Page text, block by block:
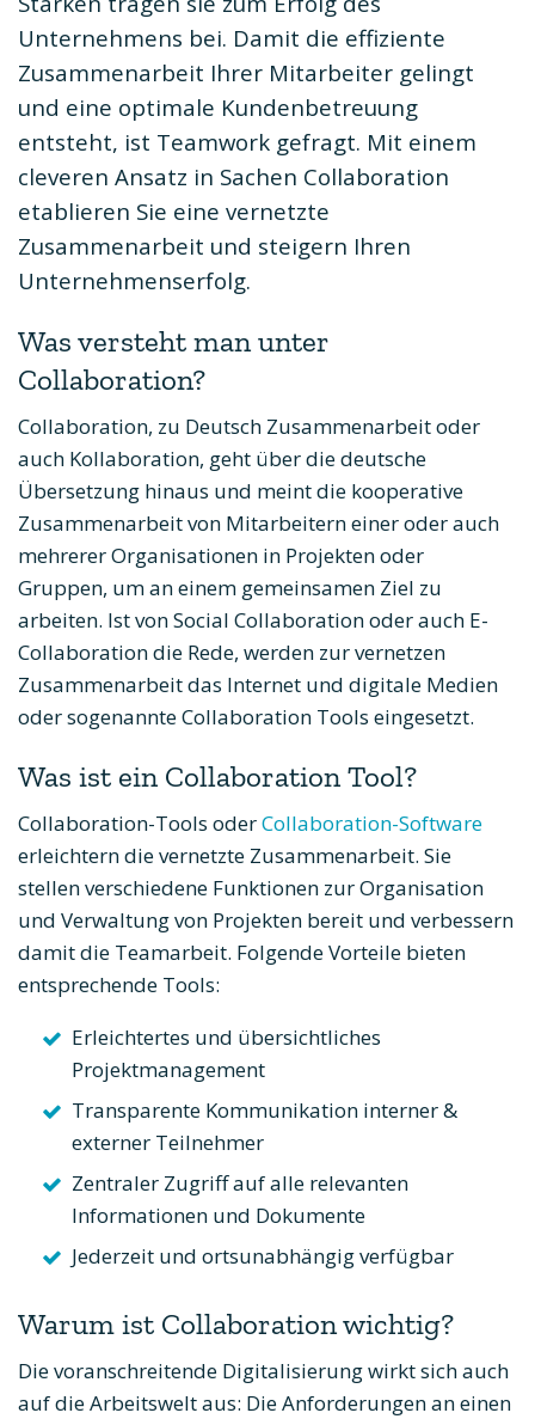
Unternehmens bei. Damit die effiziente
Zusammenarbeit Ihrer Mitarbeiter gelingt
und eine optimale Kundenbetreuung
entsteht, ist Teamwork gefragt. Mit einem
cleveren Ansatz in Sachen Collaboration
etablieren Sie eine vernetzte
Zusammenarbeit und steigern Ihren
Unternehmenserfolg.
Was versteht man unter
Collaboration?
Collaboration, zu Deutsch Zusammenarbeit oder
auch Kollaboration, geht über die deutsche
Übersetzung hinaus und meint die kooperative
Zusammenarbeit von Mitarbeitern einer oder auch
mehrerer Organisationen in Projekten oder
Gruppen, um an einem gemeinsamen Ziel zu
arbeiten. Ist von Social Collaboration oder auch E-
Collaboration die Rede, werden zur vernetzen
Zusammenarbeit das Internet und digitale Medien
oder sogenannte Collaboration Tools eingesetzt.
Was ist ein Collaboration Tool?
Collaboration-Tools oderCollaboration-Software
erleichtern die vernetzte Zusammenarbeit. Sie
stellen verschiedene Funktionen zur Organisation
und Verwaltung von Projekten bereit und verbessern
damit die Teamarbeit. Folgende Vorteile bieten
entsprechende Tools:
Erleichtertes und übersichtliches
Projektmanagement
Transparente Kommunikation interner &
externer Teilnehmer
Zentraler Zugriff auf alle relevanten
Informationen und Dokumente
Jederzeit und ortsunabhängig verfügbar
Warum ist Collaboration wichtig?
Die voranschreitende Digitalisierung wirkt sich auch
auf die Arbeitswelt aus: Die Anforderungen an einen